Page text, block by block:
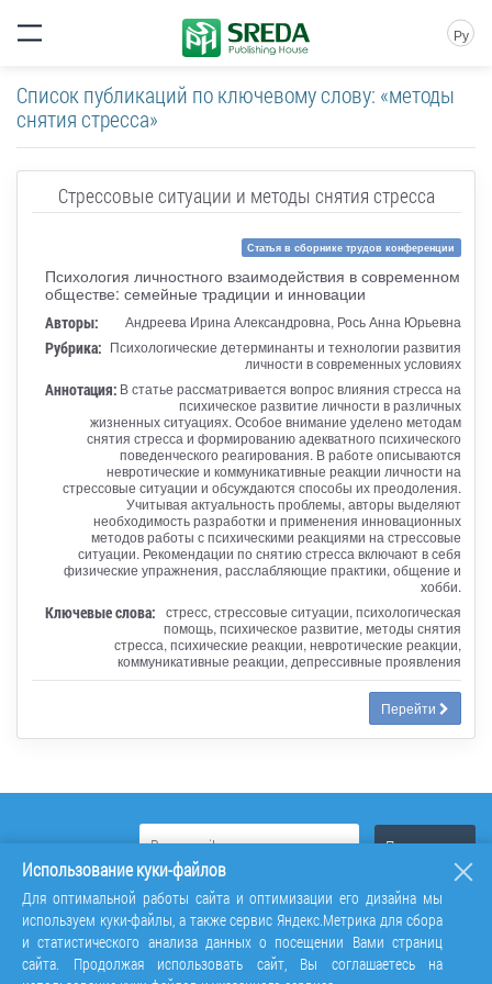
Ру
Список публикаций по ключевому слову: «методы
снятия стресса»
Стрессовые ситуации и методы снятия стресса
Статья в сборнике трудов конференции
Психология личностного взаимодействия в современном
обществе: семейные традиции и инновации
Авторы: Андреева Ирина Александровна, Рось Анна Юрьевна
Рубрика: Психологические детерминанты и технологии развития
личности в современных условиях
Аннотация: В статье рассматривается вопрос влияния стресса на
психическое развитие личности в различных
жизненных ситуациях. Особое внимание уделено методам
снятия стресса и формированию адекватного психического
поведенческого реагирования. В работе описываются
невротические и коммуникативные реакции личности на
стрессовые ситуации и обсуждаются способы их преодоления.
Учитывая актуальность проблемы, авторы выделяют
необходимость разработки и применения инновационных
методов работы с психическими реакциями на стрессовые
ситуации. Рекомендации по снятию стресса включают в себя
физические упражнения, расслабляющие практики, общение и
хобби.
Ключевые слова: стресс, стрессовые ситуации, психологическая
помощь, психическое развитие, методы снятия
стресса, психические реакции, невротические реакции,
коммуникативные реакции, депрессивные проявления
Перейти
Использование куки-файлов
Для оптимальной работы сайта и оптимизации его дизайна мы
используем куки-файлы, а также сервис Яндекс.Метрика для сбора
и статистического анализа данных о посещении Вами страниц
сайта. Продолжая использовать сайт, Вы соглашаетесь на